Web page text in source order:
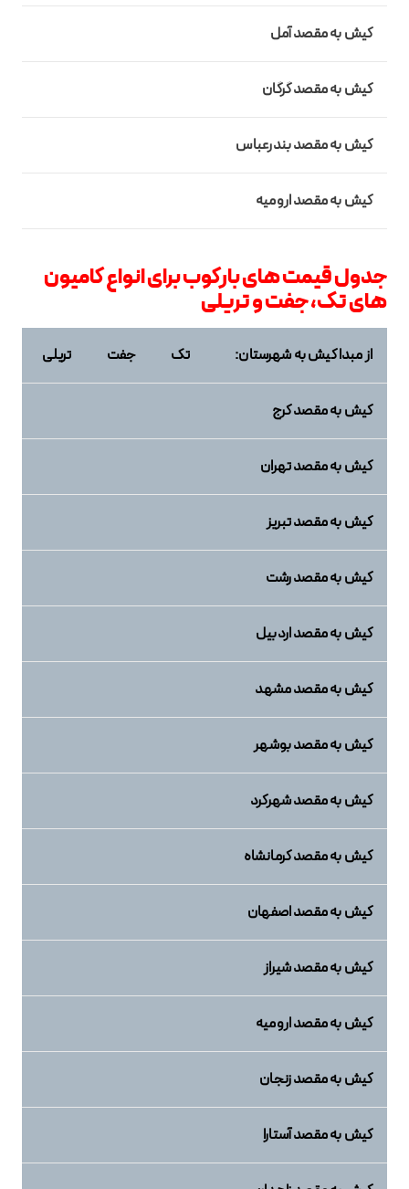
کیش به مقصد آمل
کیش به مقصد گرگان
کیش به مقصد بندرعباس
کیش به مقصد ارومیه
جدول قیمت های بارکوب برای انواع کامیون
های تک، جفت و تریلی
از مبداکیشبه شهرستان: تک جفت تریلی
کیش به مقصد کرج
کیش به مقصد تهران
کیش به مقصد تبریز
کیش به مقصد رشت
کیش به مقصد اردبیل
کیش به مقصد مشهد
کیش به مقصد بوشهر
کیش به مقصد شهرکرد
کیش به مقصد کرمانشاه
کیش به مقصد اصفهان
کیش به مقصد شیراز
کیش به مقصد ارومیه
کیش به مقصد زنجان
کیش به مقصد آستارا